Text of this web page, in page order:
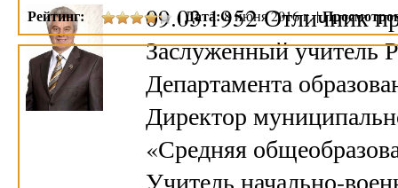
09.03.1952 Отличник
Заслуженный учитель
Департамента
Директор
«Средняя
Учитель начально-
Рейтинг: |Дата:8 июня 2016 г. |